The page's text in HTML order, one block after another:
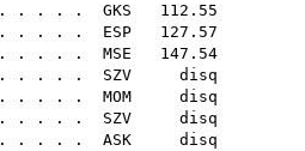
. . . . GKS 112.55
. . . . ESP 127.57
. . . . MSE 147.54
. . . . SZV disq
. . . . MOM disq
. . . . SZV disq
. . . . ASK disq